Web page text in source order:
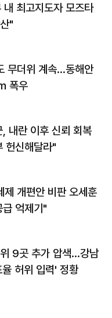
내 최고지도자 모즈타
"
무더위 계속…동해안
폭우
내란 이후 신뢰 회복
헌신해달라"
개편안 비판 오세훈
억제기"
9곳 추가 압색…강남
율 허위 입력' 정황